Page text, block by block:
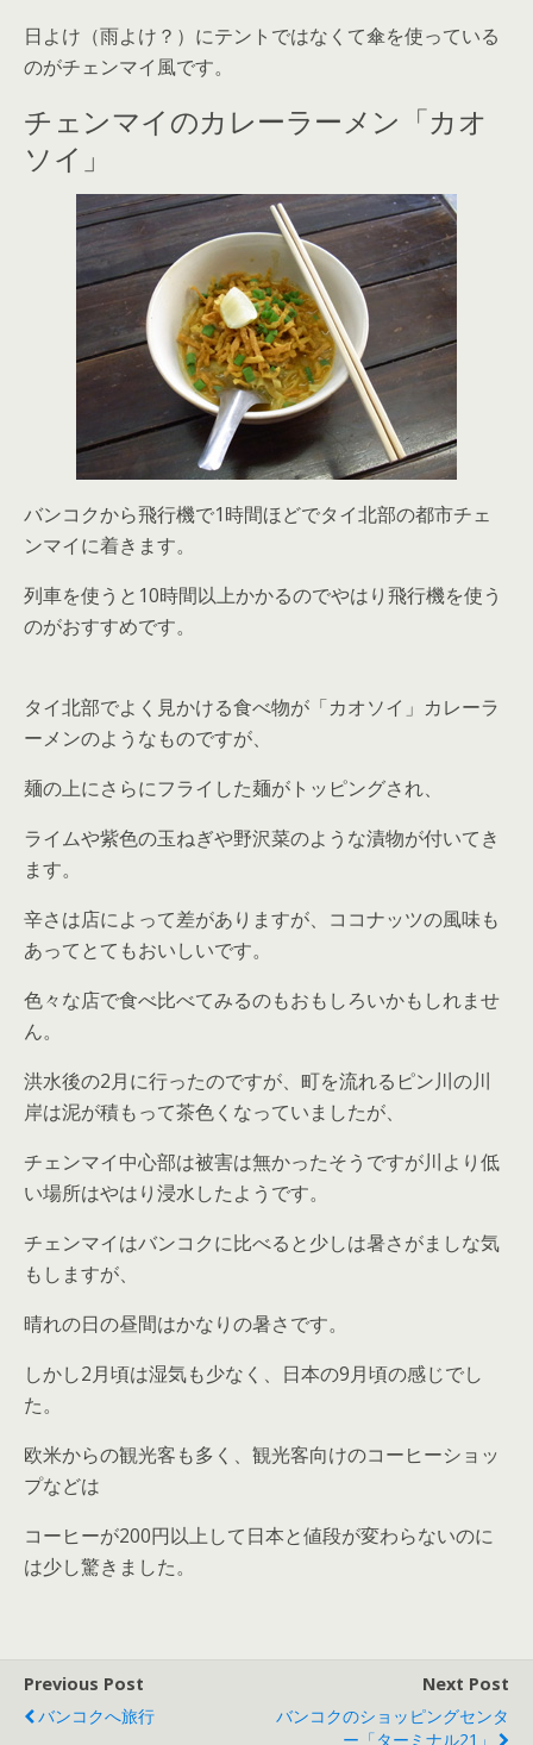
日よけ（雨よけ？）にテントではなくて傘を使っている
のがチェンマイ風です。
チェンマイのカレーラーメン「カオ
ソイ」
バンコクから飛行機で1時間ほどでタイ北部の都市チェ
ンマイに着きます。
列車を使うと10時間以上かかるのでやはり飛行機を使う
のがおすすめです。
タイ北部でよく見かける食べ物が「カオソイ」カレーラ
ーメンのようなものですが、
麺の上にさらにフライした麺がトッピングされ、
ライムや紫色の玉ねぎや野沢菜のような漬物が付いてき
ます。
辛さは店によって差がありますが、ココナッツの風味も
あってとてもおいしいです。
色々な店で食べ比べてみるのもおもしろいかもしれませ
ん。
洪水後の2月に行ったのですが、町を流れるピン川の川
岸は泥が積もって茶色くなっていましたが、
チェンマイ中心部は被害は無かったそうですが川より低
い場所はやはり浸水したようです。
チェンマイはバンコクに比べると少しは暑さがましな気
もしますが、
晴れの日の昼間はかなりの暑さです。
しかし2月頃は湿気も少なく、日本の9月頃の感じでし
た。
欧米からの観光客も多く、観光客向けのコーヒーショッ
プなどは
コーヒーが200円以上して日本と値段が変わらないのに
は少し驚きました。
Previous Post
バンコクへ旅行
Next Post
バンコクのショッピングセンタ
ー「ターミナル21」